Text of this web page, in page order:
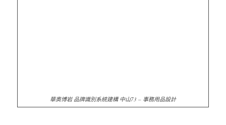
華奧博岩 品牌識別系統建構 中山73 – 事務用品設計